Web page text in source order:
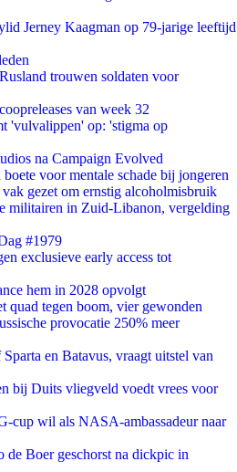
Jerney Kaagman op 79-jarige leeftijd
trouwen soldaten voor
van week 32
'vulvalippen' op: 'stigma op
na Campaign Evolved
voor mentale schade bij jongeren
gezet om ernstig alcoholmisbruik
militairen in Zuid-Libanon, vergelding
#1979
exclusieve early access tot
hem in 2028 opvolgt
quad tegen boom, vier gewonden
provocatie 250% meer
en Batavus, vraagt uitstel van
bij Duits vliegveld voedt vrees voor
cup wil als NASA-ambassadeur naar
de Boer geschorst na dickpic in